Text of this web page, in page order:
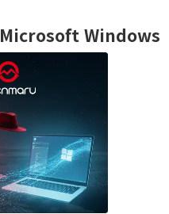
Microsoft Windows